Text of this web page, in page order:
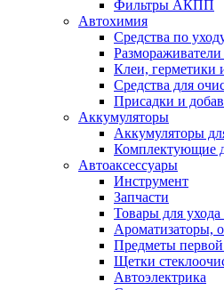
Фильтры АКПП
Автохимия
Средства по
Размораживатели
Клеи, герметики
Средства для
Присадки и
Аккумуляторы
Аккумуляторы
Комплектующие
Автоаксессуары
Инструмент
Запчасти
Товары для
Ароматизаторы,
Предметы
Щетки
Автоэлектрика